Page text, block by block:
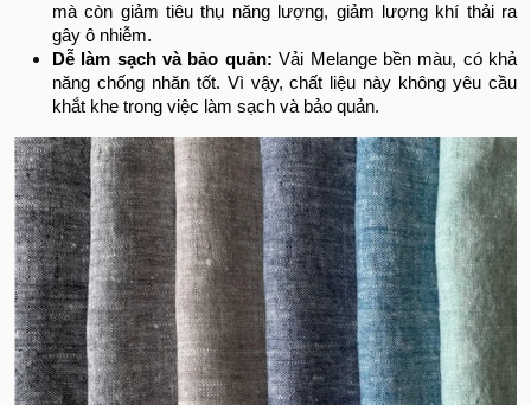
mà còn giảm tiêu thụ năng lượng, giảm lượng khí thải ra
gây ô nhiễm.
Dễ làm sạch và bảo quản: Vải Melange bền màu, có khả
năng chống nhăn tốt. Vì vậy, chất liệu này không yêu cầu
khắt khe trong việc làm sạch và bảo quản.